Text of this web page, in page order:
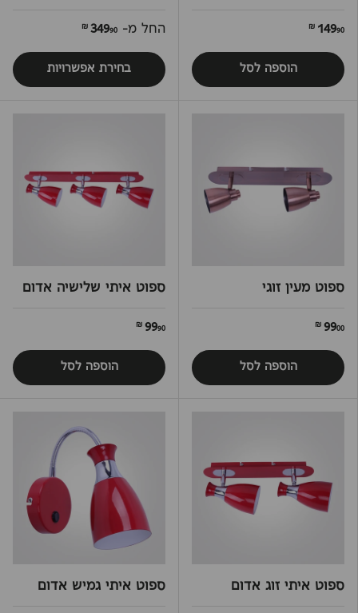
14990 ₪
הוספה לסל
החל מ- 34990 ₪
בחירת אפשרויות
ספוט מעין זוגי
9900 ₪
הוספה לסל
ספוט איתי שלישיה אדום
9990 ₪
הוספה לסל
ספוט איתי זוג אדום ספוט איתי גמיש אדום